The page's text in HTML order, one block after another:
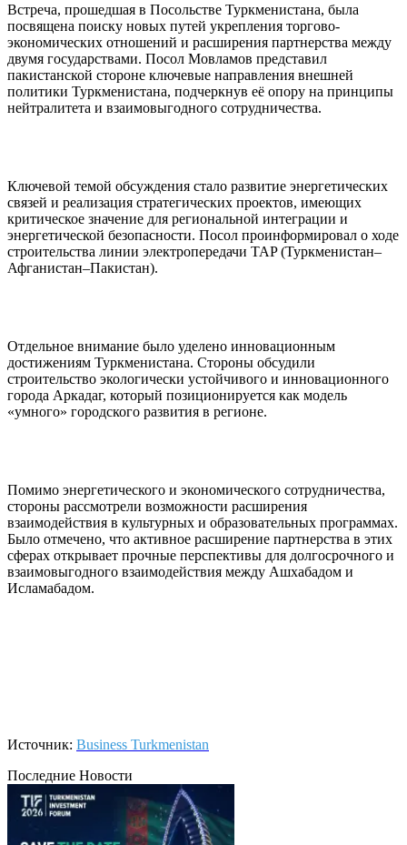
Встреча, прошедшая в Посольстве Туркменистана, была
посвящена поиску новых путей укрепления торгово-
экономических отношений и расширения партнерства между
двумя государствами. Посол Мовламов представил
пакистанской стороне ключевые направления внешней
политики Туркменистана, подчеркнув её опору на принципы
нейтралитета и взаимовыгодного сотрудничества.
Ключевой темой обсуждения стало развитие энергетических
связей и реализация стратегических проектов, имеющих
критическое значение для региональной интеграции и
энергетической безопасности. Посол проинформировал о ходе
строительства линии электропередачи TAP (Туркменистан–
Афганистан–Пакистан).
Отдельное внимание было уделено инновационным
достижениям Туркменистана. Стороны обсудили
строительство экологически устойчивого и инновационного
города Аркадаг, который позиционируется как модель
«умного» городского развития в регионе.
Помимо энергетического и экономического сотрудничества,
стороны рассмотрели возможности расширения
взаимодействия в культурных и образовательных программах.
Было отмечено, что активное расширение партнерства в этих
сферах открывает прочные перспективы для долгосрочного и
взаимовыгодного взаимодействия между Ашхабадом и
Исламабадом.
Источник: Business Turkmenistan
Последние Новости